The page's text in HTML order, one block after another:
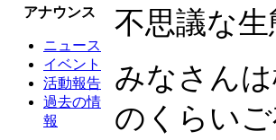
アナウンス
ニュース
イベント
活動報告
過去の情
報
不思議な
みなさん
のくらい